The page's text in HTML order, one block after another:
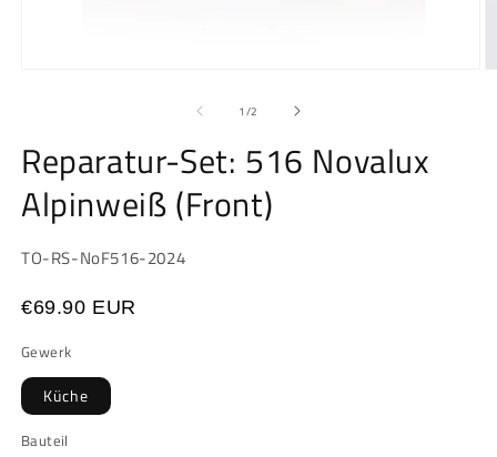
1 /von
2
Reparatur-Set: 516 Novalux
Alpinweiß (Front)
SKU:
TO-RS-NoF516-2024
€69.90 EUR
Gewerk
Küche
Bauteil